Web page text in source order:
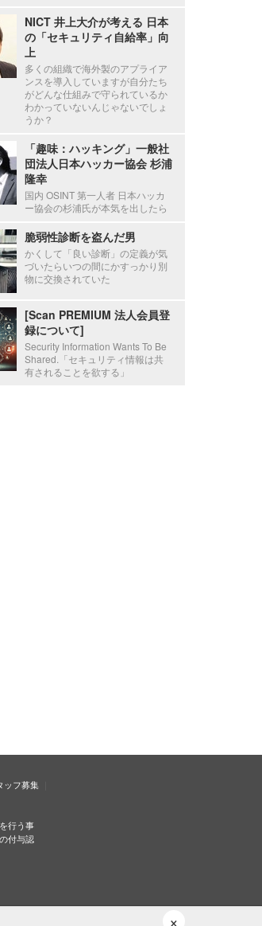
NICT 井上大介が考える 日本
の「セキュリティ自給率」向
上
多くの組織で海外製のアプライア
ンスを導入していますが自分たち
がどんな仕組みで守られているか
わかっていないんじゃないでしょ
うか？
「趣味：ハッキング」一般社
団法人日本ハッカー協会 杉浦
隆幸
国内 OSINT 第一人者 日本ハッカ
ー協会の杉浦氏が本気を出したら
脆弱性診断を盗んだ男
かくして「良い診断」の定義が気
づいたらいつの間にかすっかり別
物に交換されていた
[Scan PREMIUM 法人会員登
録について]
Security Information Wants To Be
Shared.「セキュリティ情報は共
有されることを欲する」
ッフ募集
行う事
付与認
×